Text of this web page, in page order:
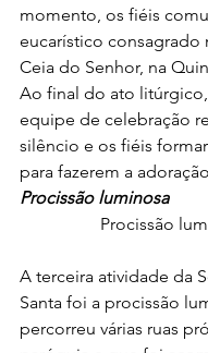
momento, os fiéis
eucarístico consagrado
Ceia do Senhor, na
Ao final do ato
equipe de celebração
silêncio e os fiéis
para fazerem a
Procissão luminosa
Procissão
A terceira atividade da
Santa foi a procissão
percorreu várias ruas